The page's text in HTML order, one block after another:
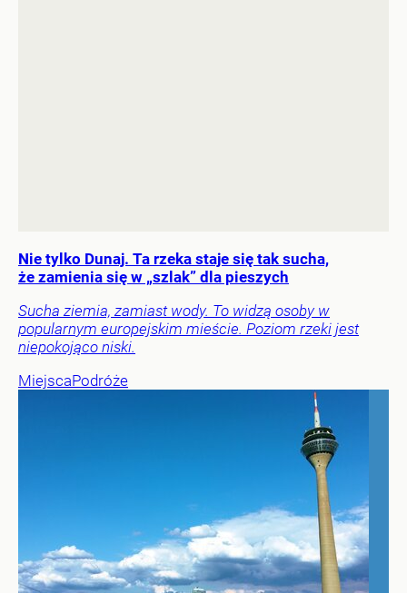
Nie tylko Dunaj. Ta rzeka staje się tak sucha,
że zamienia się w „szlak” dla pieszych
Sucha ziemia, zamiast wody. To widzą osoby w
popularnym europejskim mieście. Poziom rzeki jest
niepokojąco niski.
MiejscaPodróże